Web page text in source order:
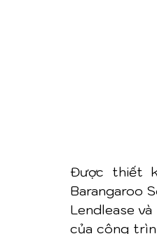
Được thiết
Barangaroo
Lendlease
của công